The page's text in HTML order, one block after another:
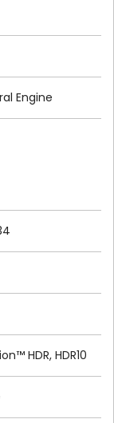
Engine
HDR, HDR10